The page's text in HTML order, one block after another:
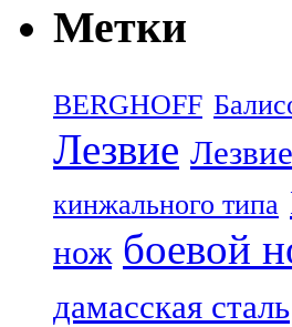
Метки
BERGHOFF
Лезвие
кинжального типа
нож боевой
дамасская сталь